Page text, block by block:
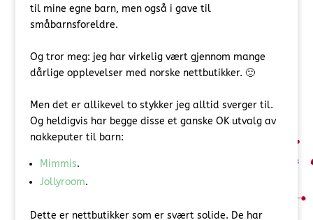
til mine egne barn, men også i gave til
småbarnsforeldre.
Og tror meg: jeg har virkelig vært gjennom mange
dårlige opplevelser med norske nettbutikker. 🙂
Men det er allikevel to stykker jeg alltid sverger til.
Og heldigvis har begge disse et ganske OK utvalg av
nakkeputer til barn:
Mimmis.
Jollyroom.
Dette er nettbutikker som er svært solide. De har